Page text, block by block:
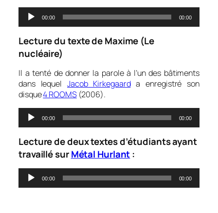
Lecteur
audio
00:00 00:00
Lecture du texte de Maxime (Le
nucléaire)
Il a tenté de donner la parole à l’un des bâtiments
dans lequel Jacob Kirkegaarda enregistré son
disque4 ROOMS (2006).
Lecteur
audio
00:00 00:00
Lecture de deux textes d’étudiants ayant
travaillé surMétal Hurlant :
Lecteur
audio
00:00 00:00